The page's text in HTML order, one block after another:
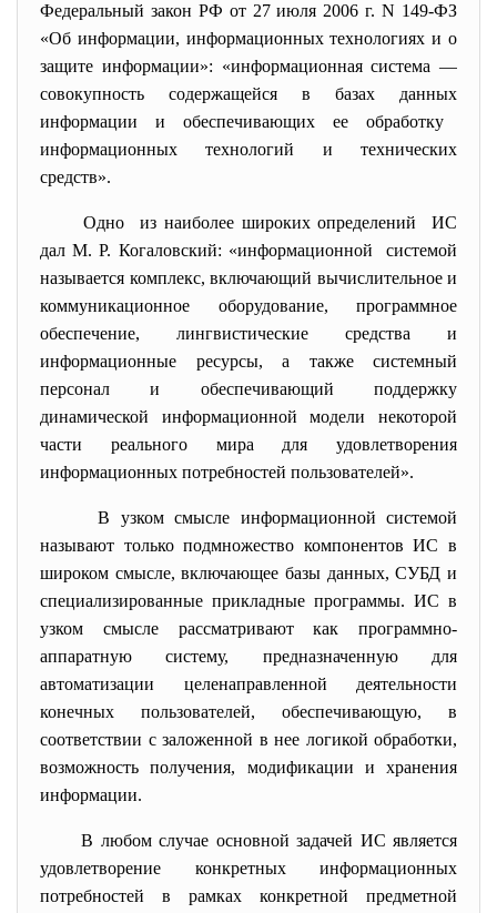
Федеральный закон РФ от 27 июля 2006 г. N 149-ФЗ
«Об информации, информационных технологиях и о
защите информации»: «информационная система —
совокупность содержащейся в базах данных
информации и обеспечивающих ее обработку
информационных технологий итехнических
средств».
Одно из наиболее широких определений ИС
дал М. Р. Когаловский: «информационной системой
называется комплекс, включающий вычислительное и
коммуникационное оборудование, программное
обеспечение, лингвистические средства и
информационные ресурсы, а также системный
персонал и обеспечивающий поддержку
динамической информационной модели некоторой
части реального мира для удовлетворения
информационных потребностей пользователей».
В узком смысле информационной системой
называют толькоподмножество компонентов ИС в
широком смысле, включающее базы данных,СУБД и
специализированные прикладные программы. ИС в
узком смысле рассматривают как программно-
аппаратную систему, предназначенную для
автоматизации целенаправленной деятельности
конечных пользователей, обеспечивающую, в
соответствии с заложенной в нее логикой обработки,
возможность получения, модификации и хранения
информации.
В любом случае основной задачей ИС является
удовлетворение конкретных информационных
потребностей в рамках конкретной предметной